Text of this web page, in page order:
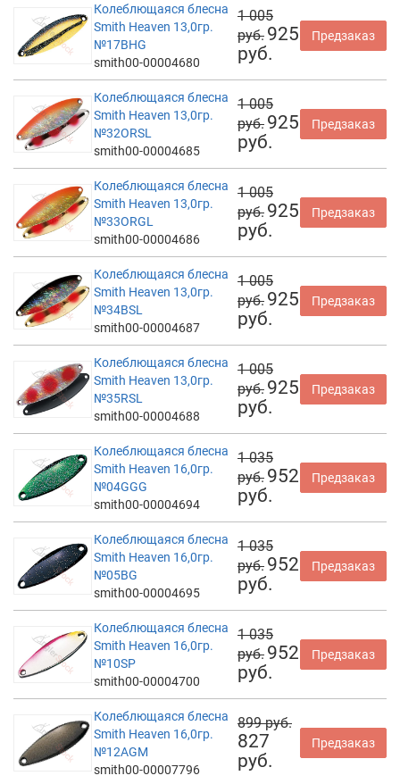
Колеблющаяся блесна
Smith Heaven 13,0гр.
№17BHG
smith00-00004680
1 005
руб. 925
руб.
Предзаказ
Колеблющаяся блесна
Smith Heaven 13,0гр.
№32ORSL
smith00-00004685
1 005
руб. 925
руб.
Предзаказ
Колеблющаяся блесна
Smith Heaven 13,0гр.
№33ORGL
smith00-00004686
1 005
руб. 925
руб.
Предзаказ
Колеблющаяся блесна
Smith Heaven 13,0гр.
№34BSL
smith00-00004687
1 005
руб. 925
руб.
Предзаказ
Колеблющаяся блесна
Smith Heaven 13,0гр.
№35RSL
smith00-00004688
1 005
руб. 925
руб.
Предзаказ
Колеблющаяся блесна
Smith Heaven 16,0гр.
№04GGG
smith00-00004694
1 035
руб. 952
руб.
Предзаказ
Колеблющаяся блесна
Smith Heaven 16,0гр.
№05BG
smith00-00004695
1 035
руб. 952
руб.
Предзаказ
Колеблющаяся блесна
Smith Heaven 16,0гр.
№10SP
smith00-00004700
1 035
руб. 952
руб.
Предзаказ
Колеблющаяся блесна
Smith Heaven 16,0гр.
№12AGM
smith00-00007796
899 руб.
827
руб.
Предзаказ